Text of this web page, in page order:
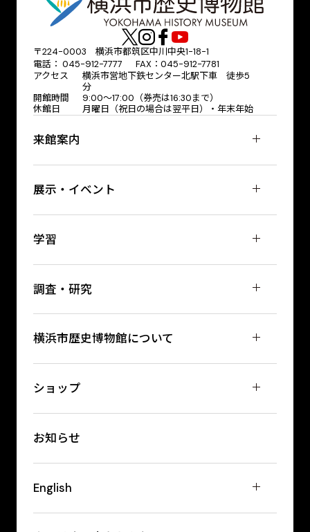
〒224-0003 横浜市都筑区中川中央1-18-1
電話： 045-912-7777 FAX：045-912-7781
アクセス
横浜市営地下鉄センター北駅下車 徒歩5
分
開館時間
9:00〜17:00（券売は16:30まで）
休館日
月曜日（祝日の場合は翌平日）・年末年始
来館案内
展示・イベント
学習
調査・研究
横浜市歴史博物館について
ショップ
お知らせ
English